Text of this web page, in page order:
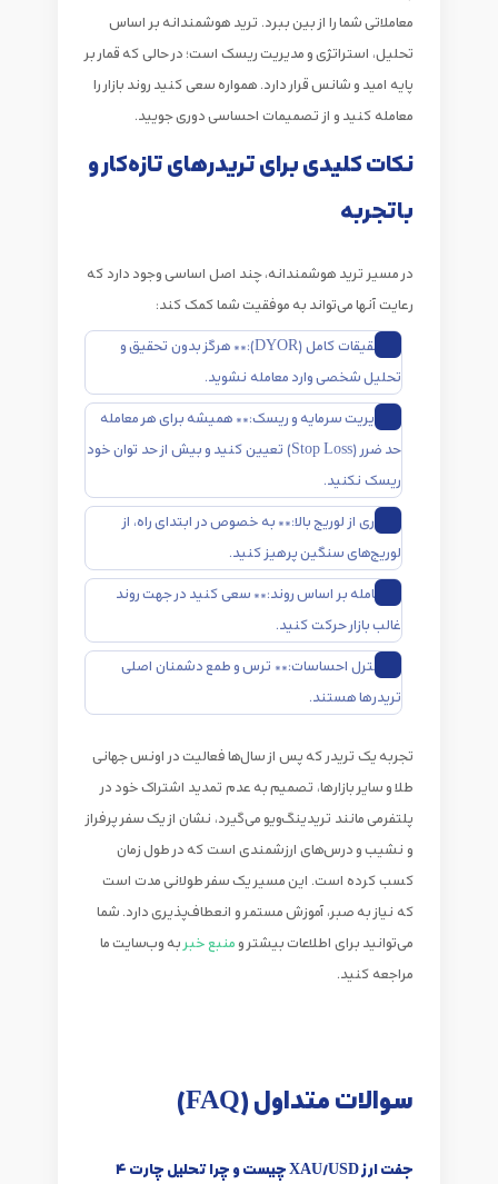
معاملاتی شما را از بین ببرد. ترید هوشمندانه بر اساس
تحلیل، استراتژی ومدیریت ریسک است؛ در حالی که قمار بر
پایه امید و شانس قرار دارد. همواره سعی کنید روند بازار را
معامله کنید و از تصمیمات احساسی دوری جویید.
نکات کلیدی برای تریدرهای تازه‌کار و
باتجربه
در مسیر ترید هوشمندانه، چند اصل اساسی وجود دارد که
رعایت آنها می‌تواند به موفقیت شما کمک کند:
**تحقیقات کامل (DYOR):** هرگز بدون تحقیق و
تحلیل شخصی وارد معامله نشوید.
**مدیریت سرمایه و ریسک:** همیشه برای هر معامله
حد ضرر (Stop Loss) تعیین کنید و بیش از حد توان خود
ریسک نکنید.
**دوری از لوریج بالا:** به خصوص در ابتدای راه، از
لوریج‌های سنگین پرهیز کنید.
**معامله بر اساس روند:** سعی کنید در جهت روند
غالب بازار حرکت کنید.
**کنترل احساسات:** ترس و طمع دشمنان اصلی
تریدرها هستند.
تجربه یک تریدر که پس از سال‌ها فعالیت در اونس جهانی
طلاو سایر بازارها، تصمیم به عدم تمدید اشتراک خود در
پلتفرمی مانند تریدینگ‌ویو می‌گیرد، نشان از یک سفر پرفراز
و نشیب و درس‌های ارزشمندی است که در طول زمان
کسب کرده است. این مسیر یک سفر طولانی مدت است
که نیاز به صبر، آموزش مستمر و انعطاف‌پذیری دارد. شما
می‌توانید برای اطلاعات بیشتر ومنبع خبربه وب‌سایت ما
مراجعه کنید.
سوالات متداول (FAQ)
جفت ارز XAU/USD چیست و چرا تحلیل چارت 4